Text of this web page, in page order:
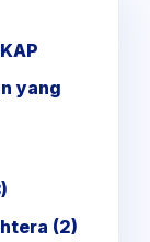
yang
(2)